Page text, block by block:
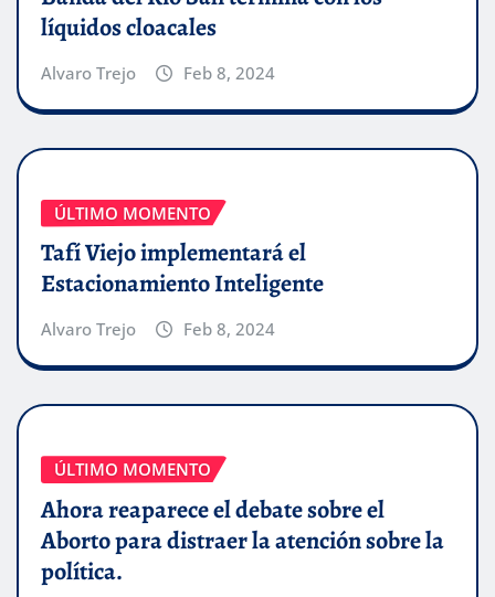
líquidos cloacales
Alvaro Trejo Feb 8, 2024
ÚLTIMO MOMENTO
Tafí Viejo implementará el
Estacionamiento Inteligente
Alvaro Trejo Feb 8, 2024
ÚLTIMO MOMENTO
Ahora reaparece el debate sobre el
Aborto para distraer la atención sobre la
política.